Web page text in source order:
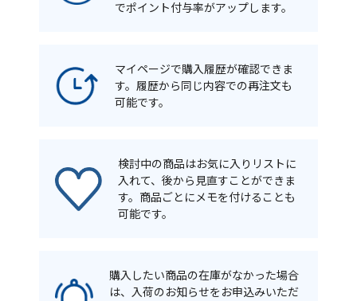
でポイント付与率がアップします。
マイページで購入履歴が確認できま
す。履歴から同じ内容での再注文も
可能です。
検討中の商品はお気に入りリストに
入れて、後から見直すことができま
す。商品ごとにメモを付けることも
可能です。
購入したい商品の在庫がなかった場合
は、入荷のお知らせをお申込みいただ